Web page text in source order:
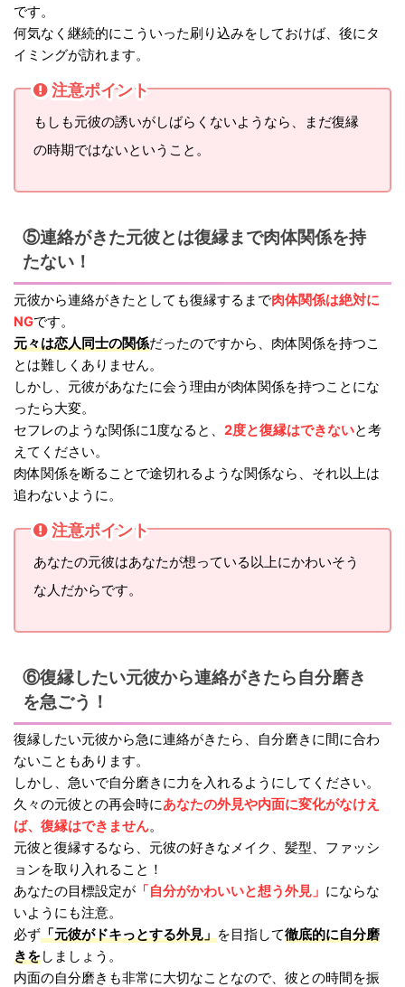
です。
何気なく継続的にこういった刷り込みをしておけば、後にタ
イミングが訪れます。
注意ポイント
もしも元彼の誘いがしばらくないようなら、まだ復縁
の時期ではないということ。
⑤連絡がきた元彼とは復縁まで肉体関係を持
たない！
元彼から連絡がきたとしても復縁するまで肉体関係は絶対に
NGです。
元々は恋人同士の関係だったのですから、肉体関係を持つこ
とは難しくありません。
しかし、元彼があなたに会う理由が肉体関係を持つことにな
ったら大変。
セフレのような関係に1度なると、 2度と復縁はできないと考
えてください。
肉体関係を断ることで途切れるような関係なら、それ以上は
追わないように。
注意ポイント
あなたの元彼はあなたが想っている以上にかわいそう
な人だからです。
⑥復縁したい元彼から連絡がきたら自分磨き
を急ごう！
復縁したい元彼から急に連絡がきたら、自分磨きに間に合わ
ないこともあります。
しかし、急いで自分磨きに力を入れるようにしてください。
久々の元彼との再会時にあなたの外見や内面に変化がなけえ
ば、復縁はできません。
元彼と復縁するなら、元彼の好きなメイク、髪型、ファッシ
ョンを取り入れること！
あなたの目標設定が 「自分がかわいいと想う外見」 にならな
いようにも注意。
必ず「元彼がドキっとする外見」を目指して徹底的に自分磨
きをしましょう。
内面の自分磨きも非常に大切なことなので、彼との時間を振